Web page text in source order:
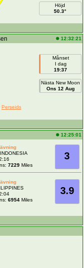
Höjd
50.3°
12:32:21
Månset
I dag
19:37
Nästa New Moon
Ons 12 Aug
Perseids
12:25:01
3
7229 Miles
3.9
6954 Miles